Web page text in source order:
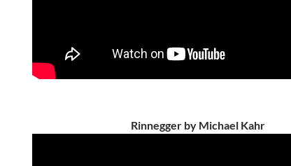
Rinnegger by Michael Kahr